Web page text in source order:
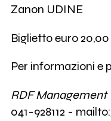
Zanon UDINE
Biglietto euro 20,00
Per informazioni e
RDF Management
041-928112 - mailto: